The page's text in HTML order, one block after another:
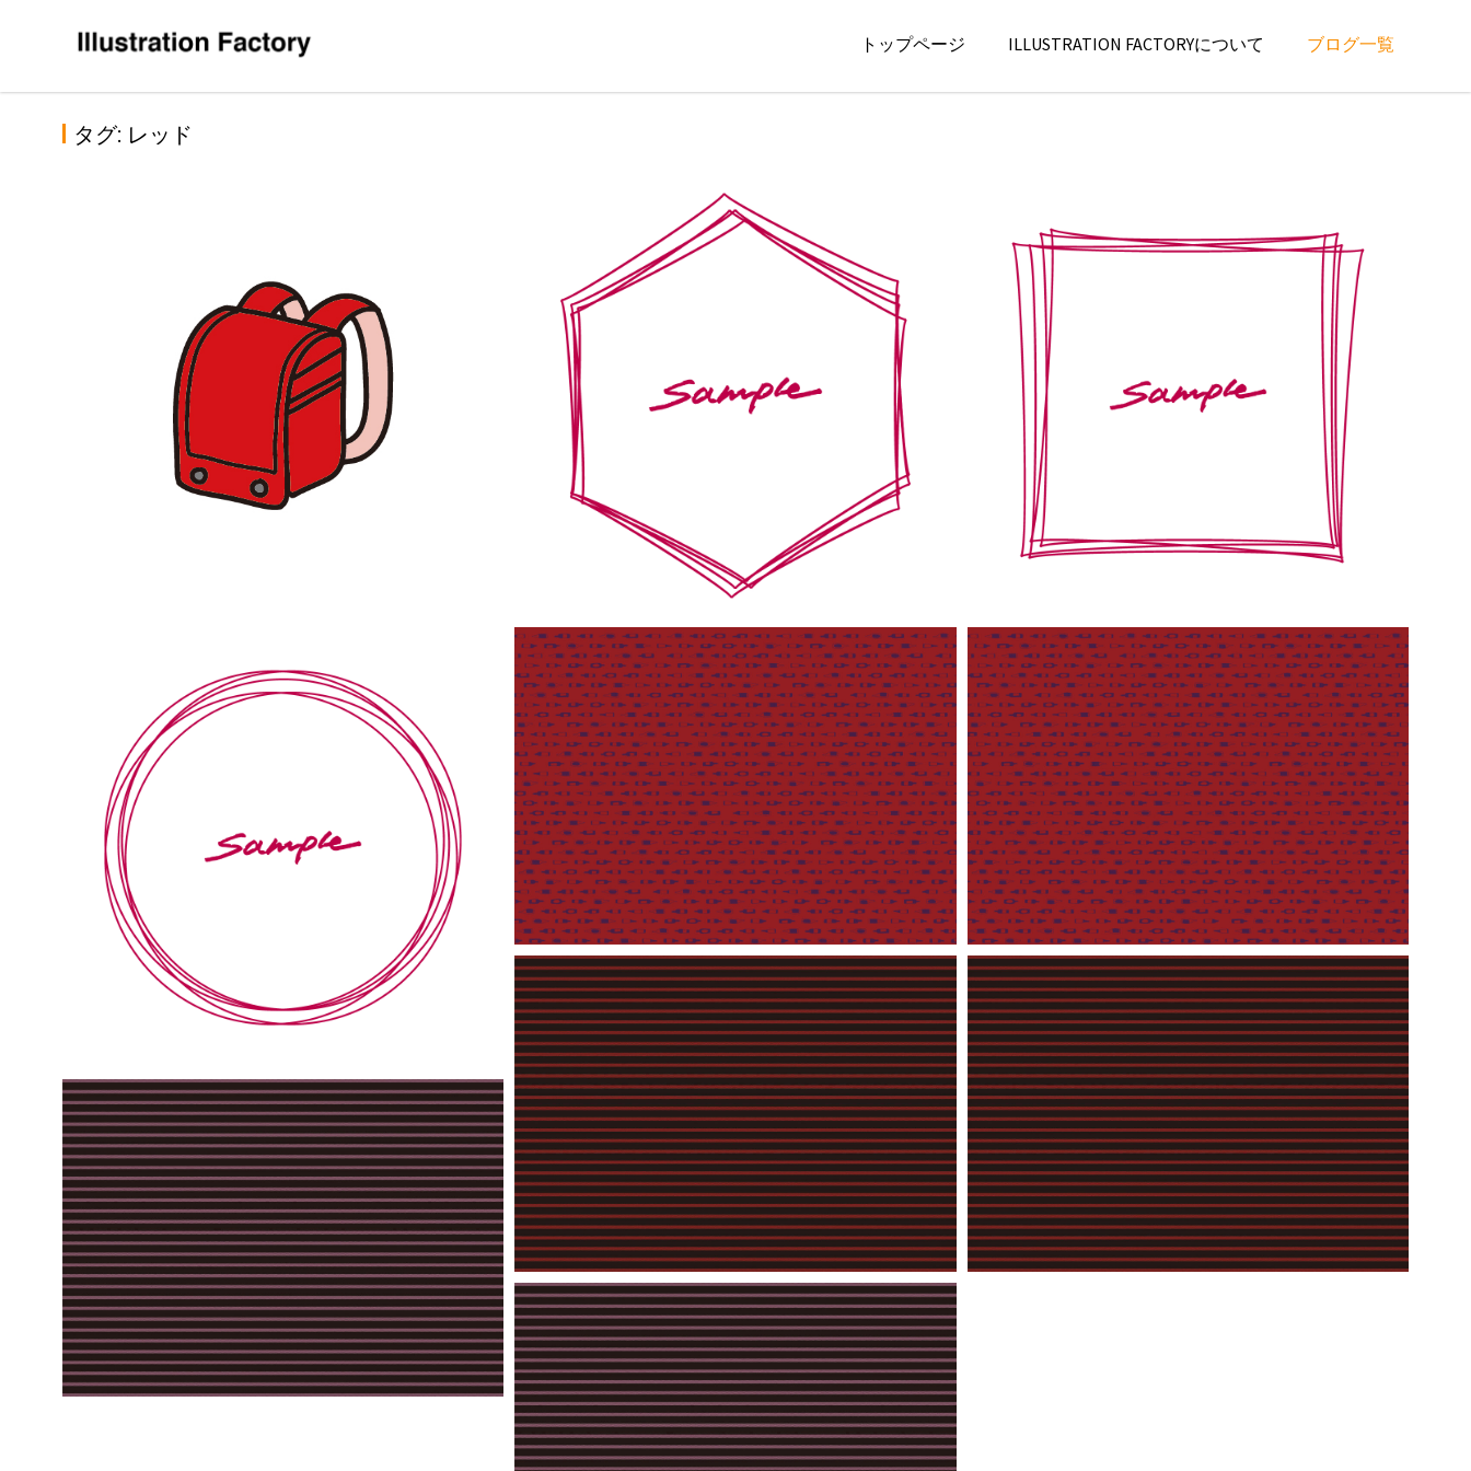
トップページ ILLUSTRATION FACTORYについて ブログ一覧
タグ: レッド
【jpeg/png】入学卒業（ランドセル赤） 【jpeg/png】飾り枠・フレーム⑫ 【jpeg/png】飾り枠・フレーム⑪
【jpeg/png】飾り枠・フレーム⑩
【jpeg】壁紙⑩ 【ai】壁紙⑩
【jpeg】壁紙②（レッド）